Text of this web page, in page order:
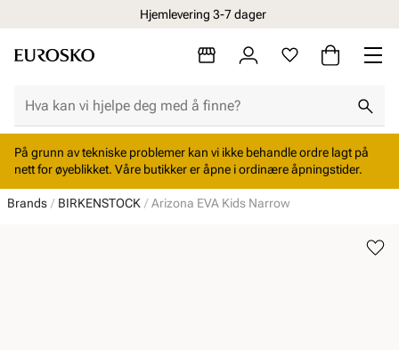
Hjemlevering 3-7 dager
På grunn av tekniske problemer kan vi ikke behandle ordre lagt på
nett for øyeblikket. Våre butikker er åpne i ordinære åpningstider.
Brands BIRKENSTOCK Arizona EVA Kids Narrow